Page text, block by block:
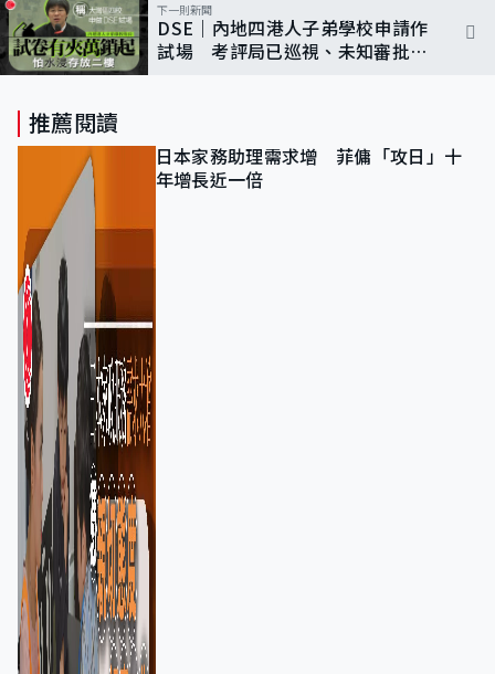
下一則新聞
DSE｜內地四港人子弟學校申請作
試場 考評局已巡視、未知審批結
推薦閱讀
日本家務助理需求增 菲傭「攻日」十
年增長近一倍